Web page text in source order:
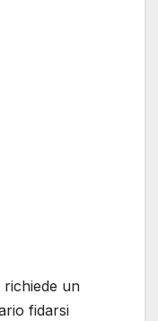
richiede un
fidarsi